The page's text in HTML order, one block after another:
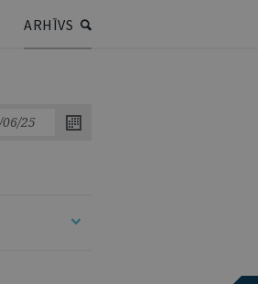
ARHĪVS